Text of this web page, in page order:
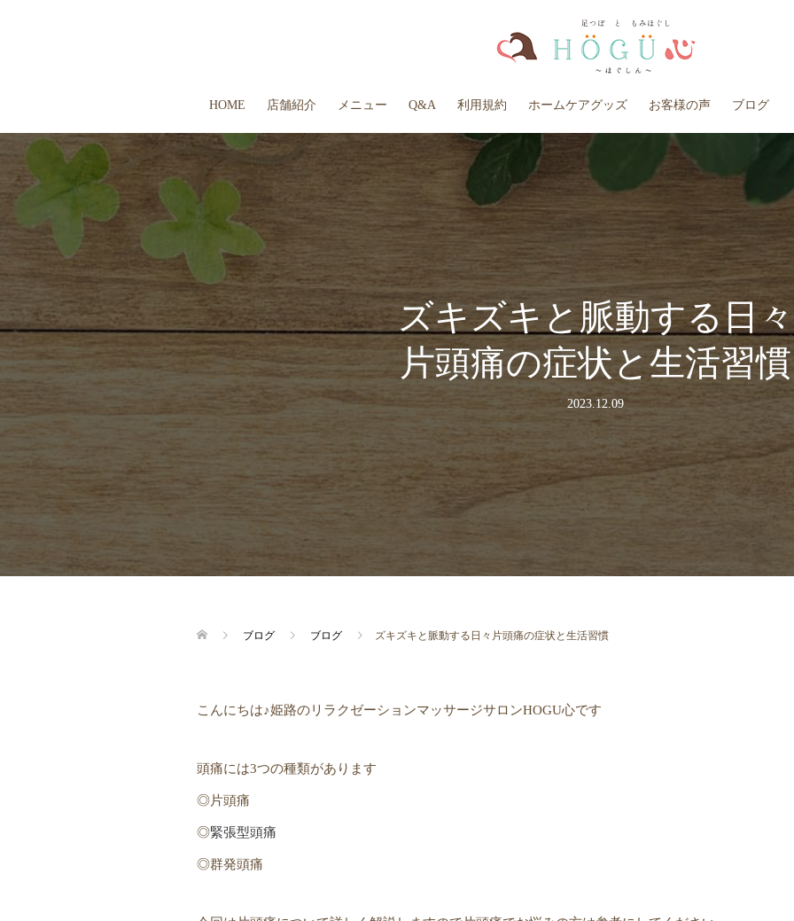
HOME 店舗紹介 メニュー Q&A 利用規約 ホームケアグッズ お客様の声 ブログ
ズキズキと脈動する日々
片頭痛の症状と生活習慣
2023.12.09
ブログ ブログ ズキズキと脈動する日々片頭痛の症状と生活習慣
こんにちは♪姫路のリラクゼーションマッサージサロンHOGU心です
頭痛には3つの種類があります
◎片頭痛
◎緊張型頭痛
◎群発頭痛